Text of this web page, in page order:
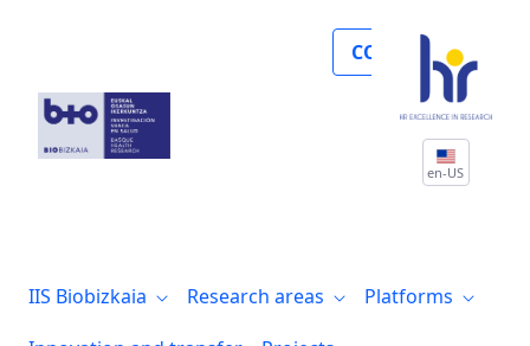
COLLABORATE
en-US
IIS Biobizkaia Research areas
Platforms